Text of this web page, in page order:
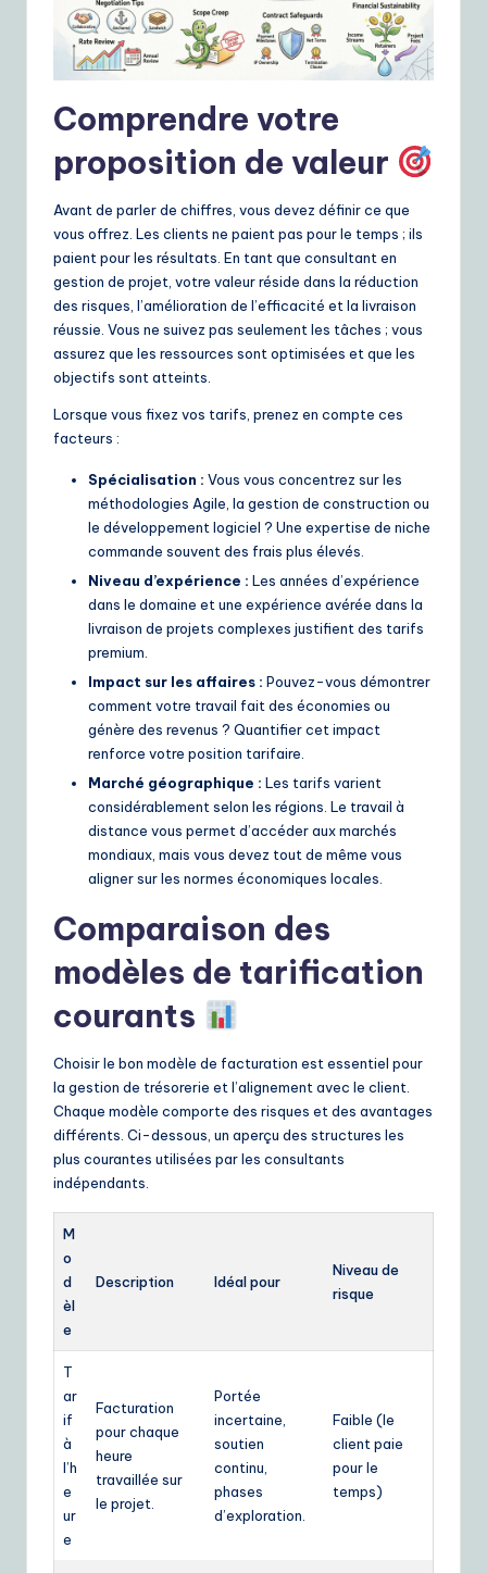
o
lu
ti
o
Comprendre votre
proposition de valeur
Avant de parler de chiffres, vous devez définir ce que
vous offrez. Les clients ne paient pas pour le temps ; ils
paient pour les résultats. En tant que consultant en
gestion de projet, votre valeur réside dans la réduction
des risques, l’amélioration de l’efficacité et la livraison
réussie. Vous ne suivez pas seulement les tâches ; vous
assurez que les ressources sont optimisées et que les
objectifs sont atteints.
Lorsque vous fixez vos tarifs, prenez en compte ces
facteurs :
Spécialisation : Vous vous concentrez sur les
méthodologies Agile, la gestion de construction ou
le développement logiciel ? Une expertise de niche
commande souvent des frais plus élevés.
Niveau d’expérience : Les années d’expérience
dans le domaine et une expérience avérée dans la
livraison de projets complexes justifient des tarifs
premium.
Impact sur les affaires : Pouvez-vous démontrer
comment votre travail fait des économies ou
génère des revenus ? Quantifier cet impact
renforce votre position tarifaire.
Marché géographique : Les tarifs varient
considérablement selon les régions. Le travail à
distance vous permet d’accéder aux marchés
mondiaux, mais vous devez tout de même vous
aligner sur les normes économiques locales.
Comparaison des
modèles de tarification
courants
Choisir le bon modèle de facturation est essentiel pour
la gestion de trésorerie et l’alignement avec le client.
Chaque modèle comporte des risques et des avantages
différents. Ci-dessous, un aperçu des structures les
plus courantes utilisées par les consultants
indépendants.
M
o
d
èl
e
Description Idéal pour
Niveau de
risque
T
ar
if
à
l’h
e
ur
e
Facturation
pour chaque
heure
travaillée sur
le projet.
Portée
incertaine,
soutien
continu,
phases
d’exploration.
Faible (le
client paie
pour le
temps)